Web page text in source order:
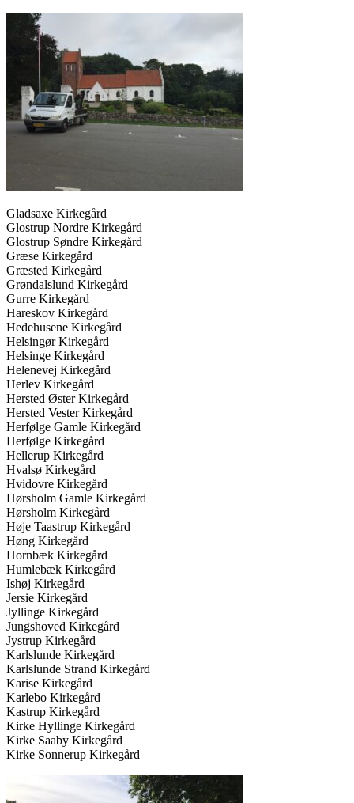
Gladsaxe Kirkegård
Glostrup Nordre Kirkegård
Glostrup Søndre Kirkegård
Græse Kirkegård
Græsted Kirkegård
Grøndalslund Kirkegård
Gurre Kirkegård
Hareskov Kirkegård
Hedehusene Kirkegård
Helsingør Kirkegård
Helsinge Kirkegård
Helenevej Kirkegård
Herlev Kirkegård
Hersted Øster Kirkegård
Hersted Vester Kirkegård
Herfølge Gamle Kirkegård
Herfølge Kirkegård
Hellerup Kirkegård
Hvalsø Kirkegård
Hvidovre Kirkegård
Hørsholm Gamle Kirkegård
Hørsholm Kirkegård
Høje Taastrup Kirkegård
Høng Kirkegård
Hornbæk Kirkegård
Humlebæk Kirkegård
Ishøj Kirkegård
Jersie Kirkegård
Jyllinge Kirkegård
Jungshoved Kirkegård
Jystrup Kirkegård
Karlslunde Kirkegård
Karlslunde Strand Kirkegård
Karise Kirkegård
Karlebo Kirkegård
Kastrup Kirkegård
Kirke Hyllinge Kirkegård
Kirke Saaby Kirkegård
Kirke Sonnerup Kirkegård